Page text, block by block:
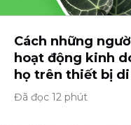
Cách những
hoạt động kinh
họ trên thiết bị
Đã đọc 12 phút